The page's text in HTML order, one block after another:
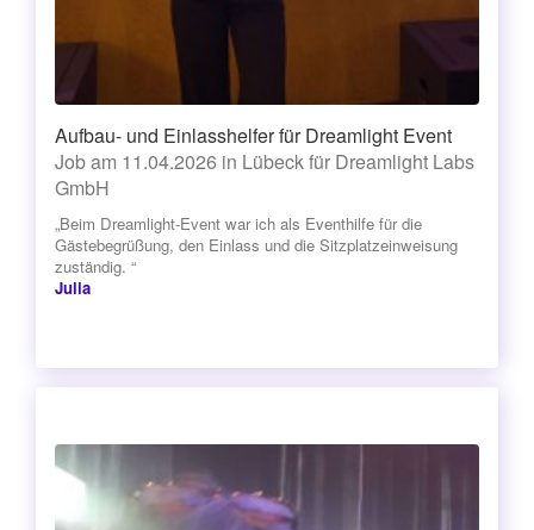
Aufbau- und Einlasshelfer für Dreamlight Event
Job am 11.04.2026 in Lübeck für Dreamlight Labs
GmbH
„Beim Dreamlight-Event war ich als Eventhilfe für die
Gästebegrüßung, den Einlass und die Sitzplatzeinweisung
zuständig. “
Julia